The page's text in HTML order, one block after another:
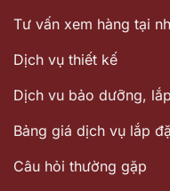
Tư vấn xem hàng tại
Dịch vụ thiết kế
Dịch vu bảo dưỡng,
Bảng giá dịch vụ lắp
Câu hỏi thường gặp